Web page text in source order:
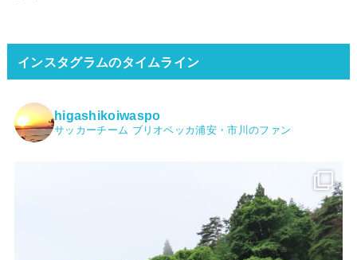
インスタグラムのタイムライン
higashikoiwaspo
サッカーチーム ブリオベッカ浦安・市川のファン